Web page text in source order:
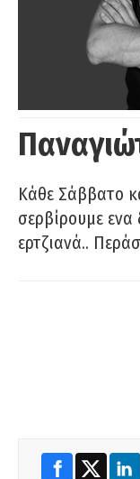
Κάθε Σάββατο
σερβίρουμε
ερτζιανά..